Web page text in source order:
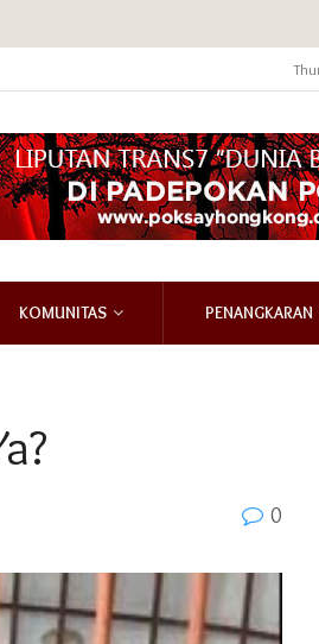
KOMUNITAS PENANGKARAN
0